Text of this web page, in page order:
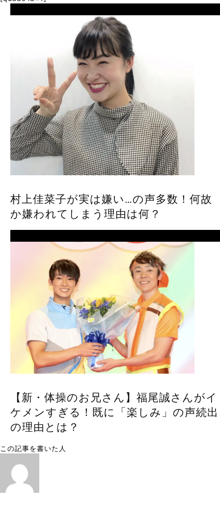
村上佳菜子が実は嫌い…の声多数！何故
か嫌われてしまう理由は何？
【新・体操のお兄さん】福尾誠さんがイ
ケメンすぎる！既に「楽しみ」の声続出
の理由とは？
この記事を書いた人